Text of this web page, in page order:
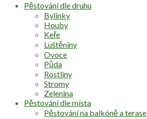
Pěstování dle druhu
Bylinky
Houby
Keře
Luštěniny
Ovoce
Půda
Rostliny
Stromy
Zelenina
Pěstování dle místa
Pěstování na balkóně a terase